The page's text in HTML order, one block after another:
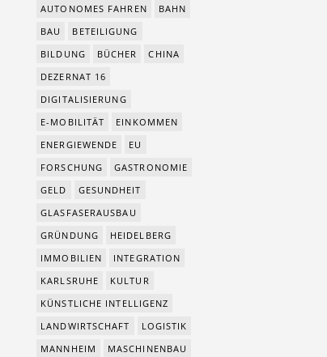
AUTONOMES FAHREN
BAHN
BAU
BETEILIGUNG
BILDUNG
BÜCHER
CHINA
DEZERNAT 16
DIGITALISIERUNG
E-MOBILITÄT
EINKOMMEN
ENERGIEWENDE
EU
FORSCHUNG
GASTRONOMIE
GELD
GESUNDHEIT
GLASFASERAUSBAU
GRÜNDUNG
HEIDELBERG
IMMOBILIEN
INTEGRATION
KARLSRUHE
KULTUR
KÜNSTLICHE INTELLIGENZ
LANDWIRTSCHAFT
LOGISTIK
MANNHEIM
MASCHINENBAU